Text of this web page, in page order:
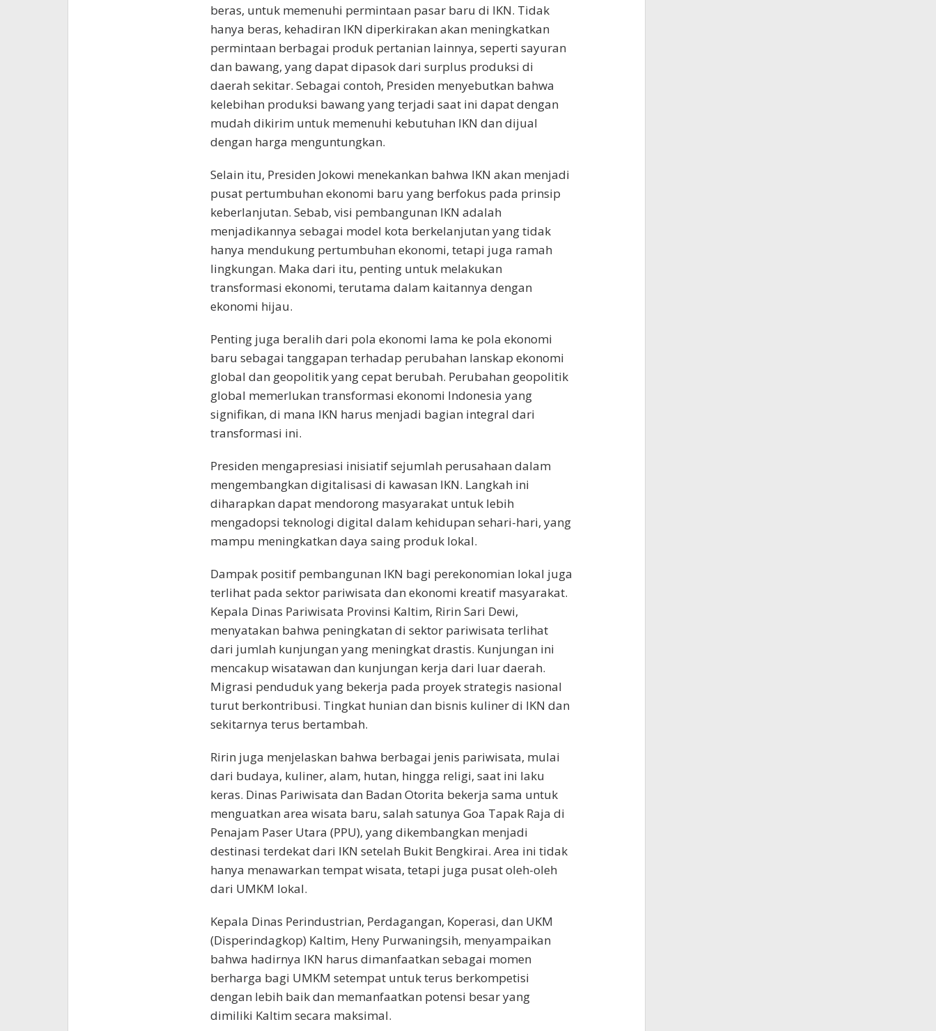
beras, untuk memenuhi permintaan pasar baru di IKN. Tidak
hanya beras, kehadiran IKN diperkirakan akan meningkatkan
permintaan berbagai produk pertanian lainnya, seperti sayuran
dan bawang, yang dapat dipasok dari surplus produksi di
daerah sekitar. Sebagai contoh, Presiden menyebutkan bahwa
kelebihan produksi bawang yang terjadi saat ini dapat dengan
mudah dikirim untuk memenuhi kebutuhan IKN dan dijual
dengan harga menguntungkan.
Selain itu, Presiden Jokowi menekankan bahwa IKN akan menjadi
pusat pertumbuhan ekonomi baru yang berfokus pada prinsip
keberlanjutan. Sebab, visi pembangunan IKN adalah
menjadikannya sebagai model kota berkelanjutan yang tidak
hanya mendukung pertumbuhan ekonomi, tetapi juga ramah
lingkungan. Maka dari itu, penting untuk melakukan
transformasi ekonomi, terutama dalam kaitannya dengan
ekonomi hijau.
Penting juga beralih dari pola ekonomi lama ke pola ekonomi
baru sebagai tanggapan terhadap perubahan lanskap ekonomi
global dan geopolitik yang cepat berubah. Perubahan geopolitik
global memerlukan transformasi ekonomi Indonesia yang
signifikan, di mana IKN harus menjadi bagian integral dari
transformasi ini.
Presiden mengapresiasi inisiatif sejumlah perusahaan dalam
mengembangkan digitalisasi di kawasan IKN. Langkah ini
diharapkan dapat mendorong masyarakat untuk lebih
mengadopsi teknologi digital dalam kehidupan sehari-hari, yang
mampu meningkatkan daya saing produk lokal.
Dampak positif pembangunan IKN bagi perekonomian lokal juga
terlihat pada sektor pariwisata dan ekonomi kreatif masyarakat.
Kepala Dinas Pariwisata Provinsi Kaltim, Ririn Sari Dewi,
menyatakan bahwa peningkatan di sektor pariwisata terlihat
dari jumlah kunjungan yang meningkat drastis. Kunjungan ini
mencakup wisatawan dan kunjungan kerja dari luar daerah.
Migrasi penduduk yang bekerja pada proyek strategis nasional
turut berkontribusi. Tingkat hunian dan bisnis kuliner di IKN dan
sekitarnya terus bertambah.
Ririn juga menjelaskan bahwa berbagai jenis pariwisata, mulai
dari budaya, kuliner, alam, hutan, hingga religi, saat ini laku
keras. Dinas Pariwisata dan Badan Otorita bekerja sama untuk
menguatkan area wisata baru, salah satunya Goa Tapak Raja di
Penajam Paser Utara (PPU), yang dikembangkan menjadi
destinasi terdekat dari IKN setelah Bukit Bengkirai. Area ini tidak
hanya menawarkan tempat wisata, tetapi juga pusat oleh-oleh
dari UMKM lokal.
Kepala Dinas Perindustrian, Perdagangan, Koperasi, dan UKM
(Disperindagkop) Kaltim, Heny Purwaningsih, menyampaikan
bahwa hadirnya IKN harus dimanfaatkan sebagai momen
berharga bagi UMKM setempat untuk terus berkompetisi
dengan lebih baik dan memanfaatkan potensi besar yang
dimiliki Kaltim secara maksimal.